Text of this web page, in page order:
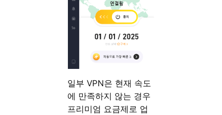
일부 VPN은 현재 속도
에 만족하지 않는 경우
프리미엄 요금제로 업